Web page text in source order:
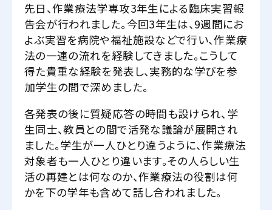
先日、作業療法学専攻3年生による臨床実習報
告会が行われました。今回3年生は、9週間にお
よぶ実習を病院や福祉施設などで行い、作業療
法の一連の流れを経験してきました。こうして
得た貴重な経験を発表し、実務的な学びを参
加学生の間で深めました。
各発表の後に質疑応答の時間も設けられ、学
生同士、教員との間で活発な議論が展開され
ました。学生が一人ひとり違うように、作業療法
対象者も一人ひとり違います。その人らしい生
活の再建とは何なのか、作業療法の役割は何
かを下の学年も含めて話し合われました。